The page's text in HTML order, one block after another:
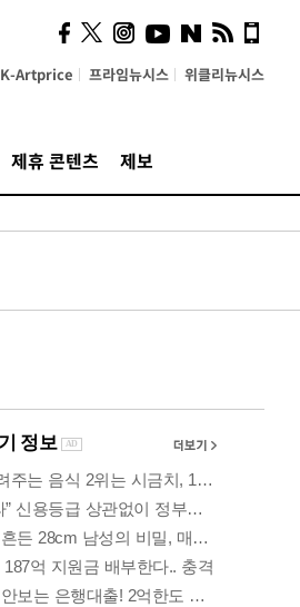
K-Artprice 프라임뉴시스 위클리뉴시스
제휴 콘텐츠 제보
시, 스마트폰 액세서리에
NFC 더했다